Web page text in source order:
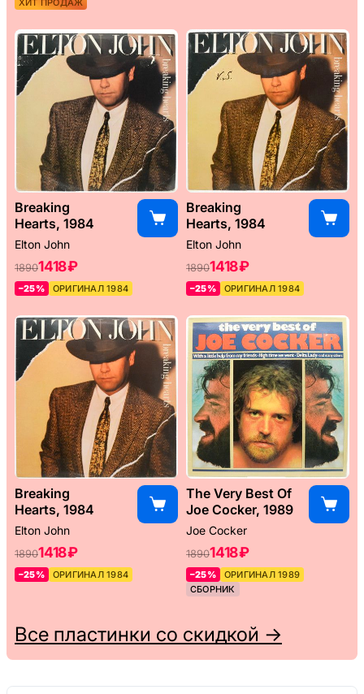
Breaking
Hearts, 1984
Elton John
18901418 ₽
–25% ОРИГИНАЛ 1984
Breaking
Hearts, 1984
Elton John
18901418 ₽
–25% ОРИГИНАЛ 1984
Breaking
Hearts, 1984
Elton John
18901418 ₽
–25% ОРИГИНАЛ 1984
The Very Best Of
Joe Cocker, 1989
Joe Cocker
18901418 ₽
–25%
ОРИГИНАЛ 1989
СБОРНИК
Все пластинки со скидкой →